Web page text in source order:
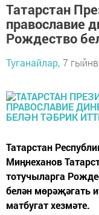
Татарстан
православие
Рождество
Туганайлар, 7
Татарстан
Миңнеханов
тотучыларга
белән мөрәҗәгать
матбугат хезмәте.